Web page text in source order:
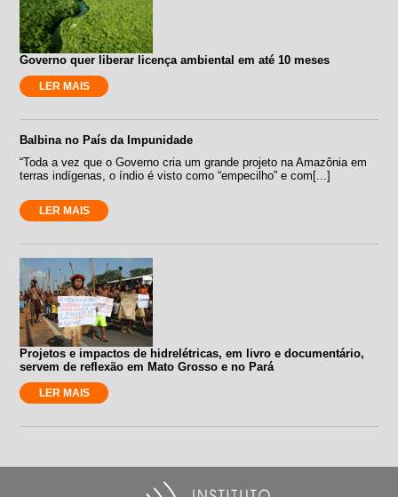
Governo quer liberar licença ambiental em até 10 meses
LER MAIS
Balbina no País da Impunidade
“Toda a vez que o Governo cria um grande projeto na Amazônia em
terras indígenas, o índio é visto como “empecilho” e com[...]
LER MAIS
Projetos e impactos de hidrelétricas, em livro e documentário,
servem de reflexão em Mato Grosso e no Pará
LER MAIS